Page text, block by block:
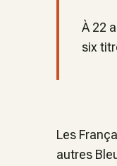
À 22
six
Les
autres